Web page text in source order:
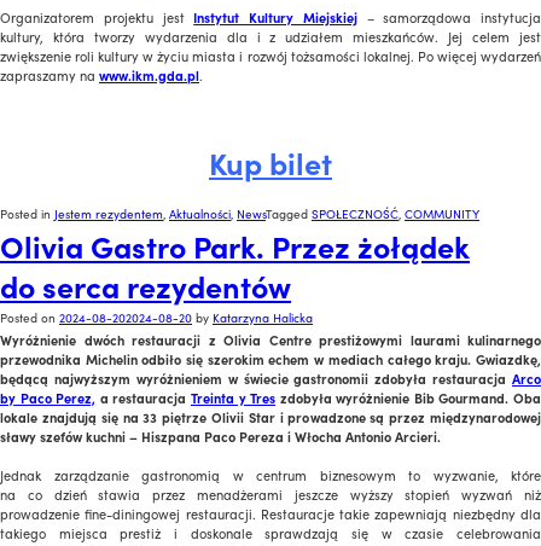
Organizatorem projektu jest Instytut Kultury Miejskiej– samorządowa instytucja
kultury, która tworzy wydarzenia dla i z udziałem mieszkańców. Jej celem jest
zwiększenie roli kultury w życiu miasta i rozwój tożsamości lokalnej. Po więcej wydarzeń
zapraszamy na www.ikm.gda.pl.
Kup bilet
Posted in Jestem rezydentem, Aktualności, NewsTagged SPOŁECZNOŚĆ, COMMUNITY
Olivia Gastro Park. Przez żołądek
do serca rezydentów
Posted on 2024-08-202024-08-20 by Katarzyna Halicka
Wyróżnienie dwóch restauracji z Olivia Centre prestiżowymi laurami kulinarnego
przewodnika Michelin odbiło się szerokim echem w mediach całego kraju. Gwiazdkę,
będącą najwyższym wyróżnieniem w świecie gastronomii zdobyła restauracja Arco
by Paco Perez, a restauracja Treinta y Tres zdobyła wyróżnienie Bib Gourmand. Oba
lokale znajdują się na 33 piętrze Olivii Star i prowadzone są przez międzynarodowej
sławy szefów kuchni – Hiszpana Paco Pereza i Włocha Antonio Arcieri.
Jednak zarządzanie gastronomią w centrum biznesowym to wyzwanie, które
na co dzień stawia przez menadżerami jeszcze wyższy stopień wyzwań niż
prowadzenie fine-diningowej restauracji. Restauracje takie zapewniają niezbędny dla
takiego miejsca prestiż i doskonale sprawdzają się w czasie celebrowania